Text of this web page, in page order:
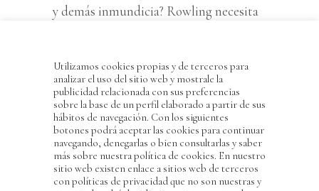
y demás inmundicia? Rowling necesita
de ellos.
1-No existe banalidad del mal: En el
mundo deHarry Potterlas muchas
lacras del nuestro—como el racismo o el
clasismo que destila un Malfoy—
aparecen siempre ligadas al Mal
Utilizamos cookies propias y de terceros para
analizar el uso del sitio web y mostrale la
publicidad relacionada con sus preferencias
sobre la base de un perfil elaborado a partir de sus
hábitos de navegación. Con los siguientes
botones podrá aceptar las cookies para continuar
navegando, denegarlas o bien consultarlas y saber
más sobre nuestra política de cookies. En nuestro
sitio web existen enlace a sitios web de terceros
con políticas de privacidad que no son nuestras y